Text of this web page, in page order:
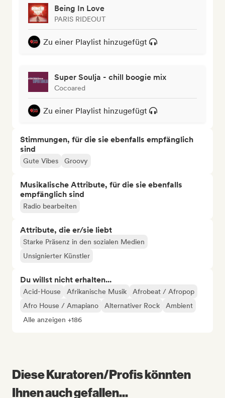
Being In Love
PARIS RIDEOUT
Zu einer Playlist hinzugefügt
Super Soulja - chill boogie mix
Cocoared
Zu einer Playlist hinzugefügt
Stimmungen, für die sie ebenfalls empfänglich
sind
Gute Vibes Groovy
Musikalische Attribute, für die sie ebenfalls
empfänglich sind
Radio bearbeiten
Attribute, die er/sie liebt
Starke Präsenz in den sozialen Medien
Unsignierter Künstler
Du willst nicht erhalten...
Acid-House Afrikanische Musik
Afrobeat / Afropop
Afro House / Amapiano
Alternativer Rock
Ambient
Alle anzeigen +186
Diese Kuratoren/Profis könnten
Ihnen auch gefallen...